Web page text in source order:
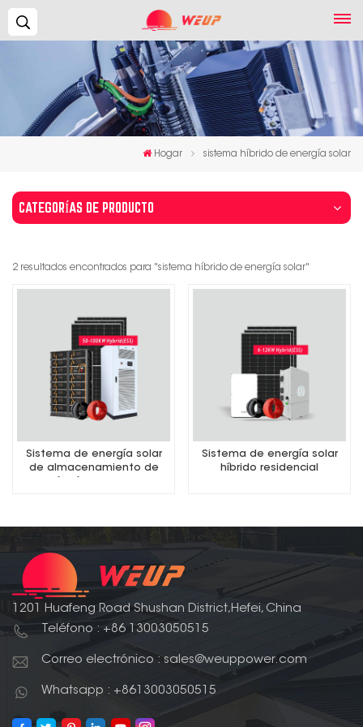
Hogar sistema híbrido de energía solar
CATEGORÍAS DE PRODUCTO
2 resultados encontrados para "sistema híbrido de energía solar"
Sistema de energía solar
de almacenamiento de
Sistema de energía solar
híbrido residencial
1201 Huafeng Road Shushan District,Hefei, China
Teléfono : +86 13003050515
Correo electrónico : sales@weuppower.com
Whatsapp : +8613003050515